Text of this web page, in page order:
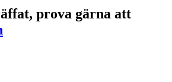
prova gärna att